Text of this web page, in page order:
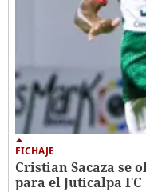
FICHAJE
Cristian Sacaza se
para el Juticalpa FC